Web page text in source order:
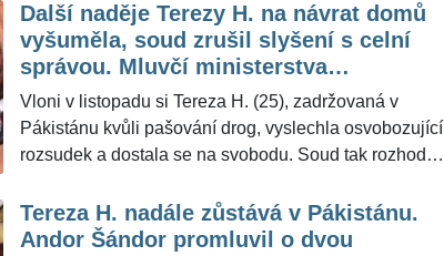
uvězněna na dlouhých 8 let a 8 měsíců. V listopadu
minulého roku však odvolací soud uznal, že je
pětadvacetiletá Češka nevinná, a tak byla
ji v daleké zemi navštívil její otec. "V současnosti jí
poskytujeme konzulární pomoc," uvedla pro
Další naděje Terezy H. na návrat domů
vyšuměla, soud zrušil slyšení s celní
správou. Mluvčí ministerstva
promluvila o snahách dostat ji domů
Vloni v listopadu si Tereza H. (25), zadržovaná v
Pákistánu kvůli pašování drog, vyslechla osvobozující
rozsudek a dostala se na svobodu. Soud tak rozhodl
údajné manipulaci se zadrženou drogou. Češka
přesto dosud neodcestovala domů, její osud se víc a
Tereza H. nadále zůstává v Pákistánu.
Andor Šándor promluvil o dvou